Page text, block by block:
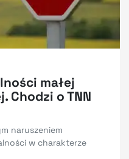
małej
o TNN
naruszeniem
w charakterze